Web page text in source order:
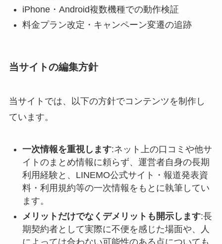
iPhone・Android複数機種での動作検証
料金プラン改定・キャンペーン変遷の追跡
当サイトの編集方針
当サイトでは、以下の方針でコンテンツを制作し
ています。
一次情報を重視します:ネット上の口コミや他サ
イトのまとめ情報に頼らず、運営者自身の長期
利用経験と、LINEMO公式サイト・報道発表資
料・利用規約等の一次情報をもとに執筆してい
ます。
メリットだけでなくデメリットも開示します:長
期契約者として実際に不便を感じた場面や、人
によっては合わない可能性のある点についても